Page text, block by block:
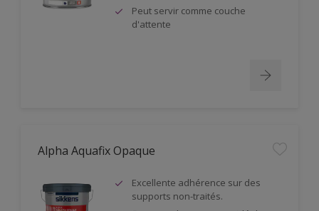
Peut servir comme couche
d'attente
Alpha Aquafix Opaque
Excellente adhérence sur des
supports non-traités.